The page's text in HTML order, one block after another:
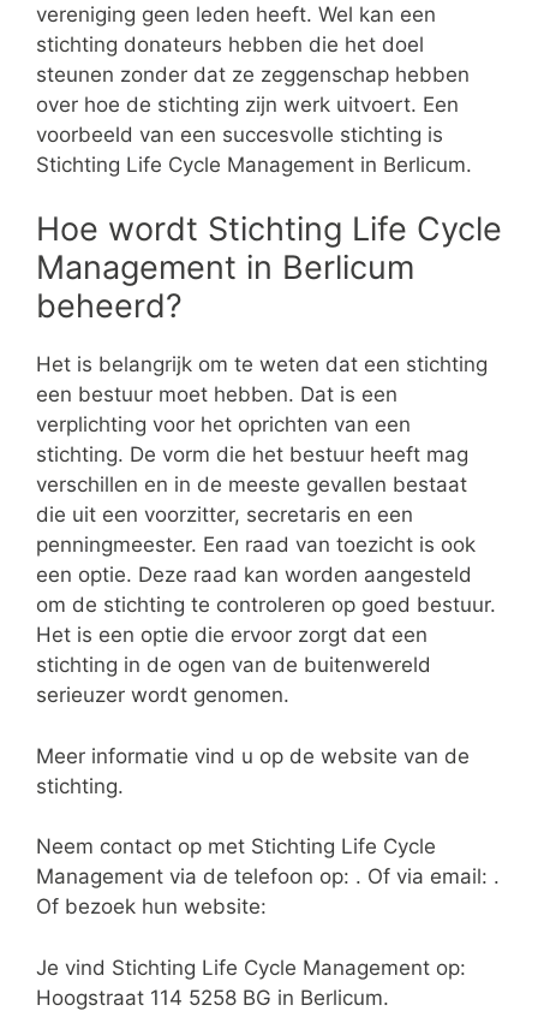
vereniging geen leden heeft. Wel kan een
stichting donateurs hebben die het doel
steunen zonder dat ze zeggenschap hebben
over hoe de stichting zijn werk uitvoert. Een
voorbeeld van een succesvolle stichting is
Stichting Life Cycle Management in Berlicum.
Hoe wordt Stichting Life Cycle
Management in Berlicum
beheerd?
Het is belangrijk om te weten dat een stichting
een bestuur moet hebben. Dat is een
verplichting voor het oprichten van een
stichting. De vorm die het bestuur heeft mag
verschillen en in de meeste gevallen bestaat
die uit een voorzitter, secretaris en een
penningmeester. Een raad van toezicht is ook
een optie. Deze raad kan worden aangesteld
om de stichting te controleren op goed bestuur.
Het is een optie die ervoor zorgt dat een
stichting in de ogen van de buitenwereld
serieuzer wordt genomen.
Meer informatie vind u op de website van de
stichting.
Neem contact op met Stichting Life Cycle
Management via de telefoon op: . Of via email: .
Of bezoek hun website:
Je vind Stichting Life Cycle Management op:
Hoogstraat 114 5258 BG in Berlicum.